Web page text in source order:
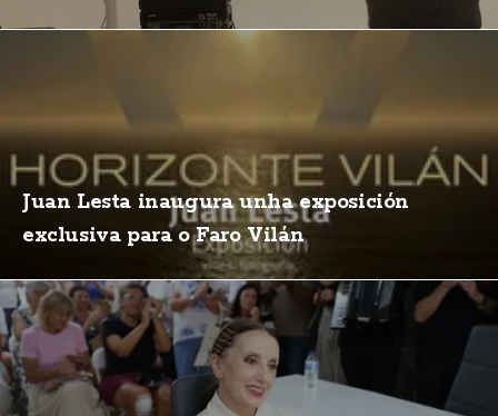
Juan Lesta inaugura unha exposición
exclusiva para o Faro Vilán